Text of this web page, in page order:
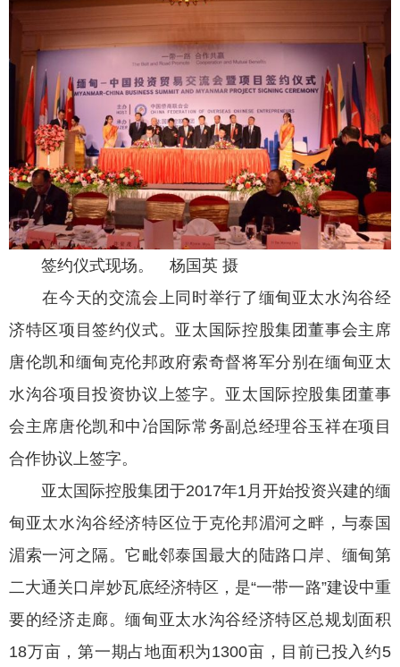
签约仪式现场。 杨国英 摄
在今天的交流会上同时举行了缅甸亚太水沟谷经
济特区项目签约仪式。亚太国际控股集团董事会主席
唐伦凯和缅甸克伦邦政府索奇督将军分别在缅甸亚太
水沟谷项目投资协议上签字。亚太国际控股集团董事
会主席唐伦凯和中冶国际常务副总经理谷玉祥在项目
合作协议上签字。
亚太国际控股集团于2017年1月开始投资兴建的缅
甸亚太水沟谷经济特区位于克伦邦湄河之畔，与泰国
湄索一河之隔。它毗邻泰国最大的陆路口岸、缅甸第
二大通关口岸妙瓦底经济特区，是“一带一路”建设中重
要的经济走廊。缅甸亚太水沟谷经济特区总规划面积
18万亩，第一期占地面积为1300亩，目前已投入约5